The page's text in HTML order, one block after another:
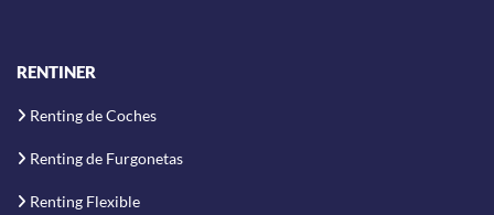
RENTINER
Renting de Coches
Renting de Furgonetas
Renting Flexible